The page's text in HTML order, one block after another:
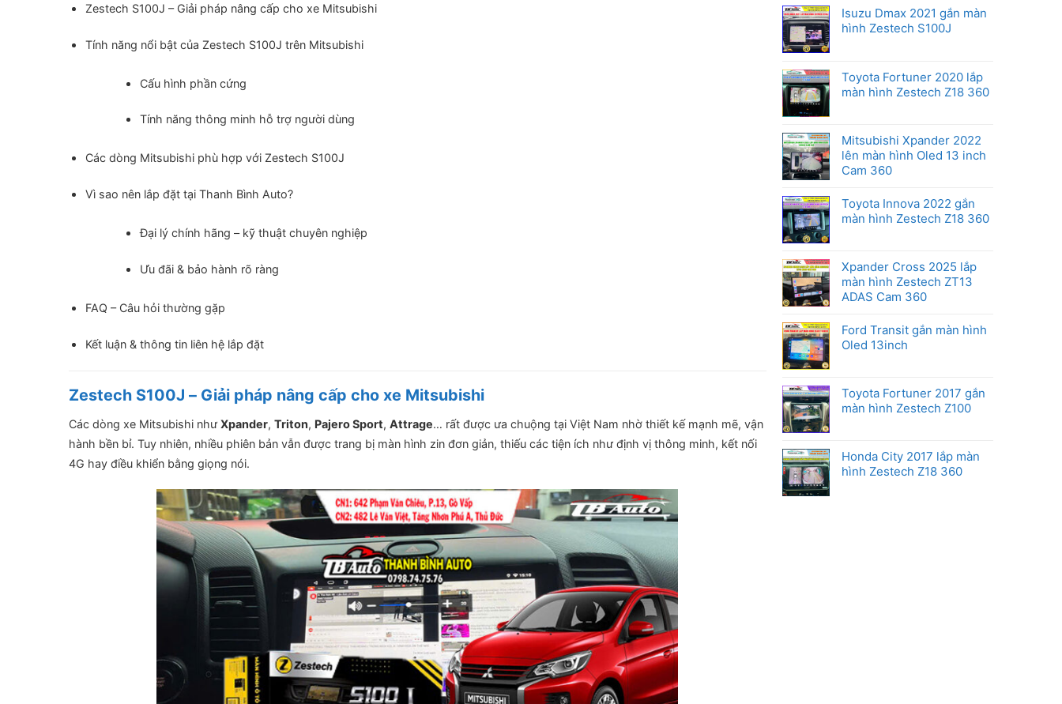
Zestech S100J – Giải pháp nâng cấp cho xe Mitsubishi
Tính năng nổi bật của Zestech S100J trên Mitsubishi
Cấu hình phần cứng
Tính năng thông minh hỗ trợ người dùng
Các dòng Mitsubishi phù hợp với Zestech S100J
Vì sao nên lắp đặt tại Thanh Bình Auto?
Đại lý chính hãng – kỹ thuật chuyên nghiệp
Ưu đãi & bảo hành rõ ràng
FAQ – Câu hỏi thường gặp
Kết luận & thông tin liên hệ lắp đặt
Zestech S100J – Giải pháp nâng cấp cho xe Mitsubishi
Các dòng xe Mitsubishi như Xpander, Triton, Pajero Sport, Attrage… rất được ưa chuộng tại Việt Nam nhờ thiết kế mạnh mẽ, vận
hành bền bỉ. Tuy nhiên, nhiều phiên bản vẫn được trang bị màn hình zin đơn giản, thiếu các tiện ích như định vị thông minh, kết nối
4G hay điều khiển bằng giọng nói.
Zestech
cho
xe
Honda
Isuzu Dmax 2021 gắn màn
hình Zestech S100J
Toyota Fortuner 2020 lắp
màn hình Zestech Z18 360
Mitsubishi Xpander 2022
lên màn hình Oled 13 inch
Cam 360
Toyota Innova 2022 gắn
màn hình Zestech Z18 360
Xpander Cross 2025 lắp
màn hình Zestech ZT13
ADAS Cam 360
Ford Transit gắn màn hình
Oled 13inch
Toyota Fortuner 2017 gắn
màn hình Zestech Z100
Honda City 2017 lắp màn
hình Zestech Z18 360